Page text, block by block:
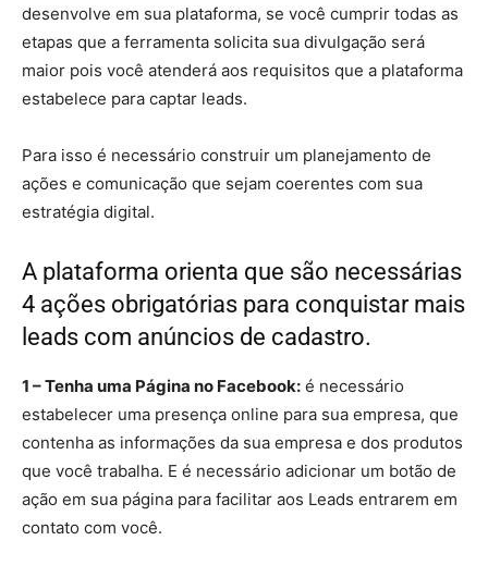
desenvolve em sua plataforma, se você cumprir todas as
etapas que a ferramenta solicita sua divulgação será
maior pois você atenderá aos requisitos que a plataforma
estabelece para captar leads.
Para isso é necessário construir um planejamento de
ações e comunicação que sejam coerentes com sua
estratégia digital.
A plataforma orienta que são necessárias
4 ações obrigatórias para conquistar mais
leads com anúncios de cadastro.
1 – Tenha uma Página no Facebook: é necessário
estabelecer uma presença online para sua empresa, que
contenha as informações da sua empresa e dos produtos
que você trabalha. E é necessário adicionar um botão de
ação em sua página para facilitar aos Leads entrarem em
contato com você.